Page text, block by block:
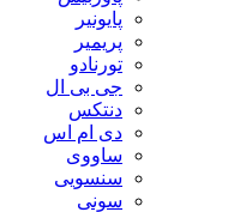
پایونیر
پریمیر
تورنادو
جی بی ال
دنتکس
دی ام اس
ساووی
سنسویی
سونی